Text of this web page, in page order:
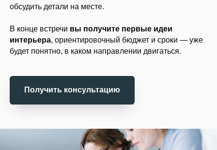
обсудить детали на месте.
В конце встречи вы получите первые идеи
интерьера, ориентировочный бюджет и сроки — уже
будет понятно, в каком направлении двигаться.
Получить консультацию